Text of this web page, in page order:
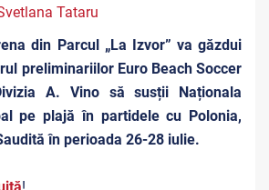
Tataru
din Parcul „La Izvor” va găzdui
preliminariilor Euro Beach Soccer
A. Vino să susții Naționala
pe plajă în partidele cu Polonia,
în perioada 26-28 iulie.